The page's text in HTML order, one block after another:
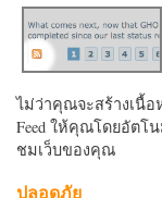
ไม่ว่าคุณจะสร้างเนื้อ
Feed ให้คุณโดยอัตโ
ชมเว็บของคุณ
ปลอดภัย